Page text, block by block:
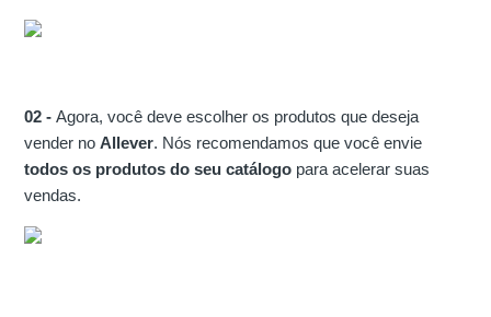
02 -Agora, você deve escolher os produtos que deseja
vender noAllever. Nós recomendamos que você envie
todos os produtos do seu catálogo para acelerar suas
vendas.